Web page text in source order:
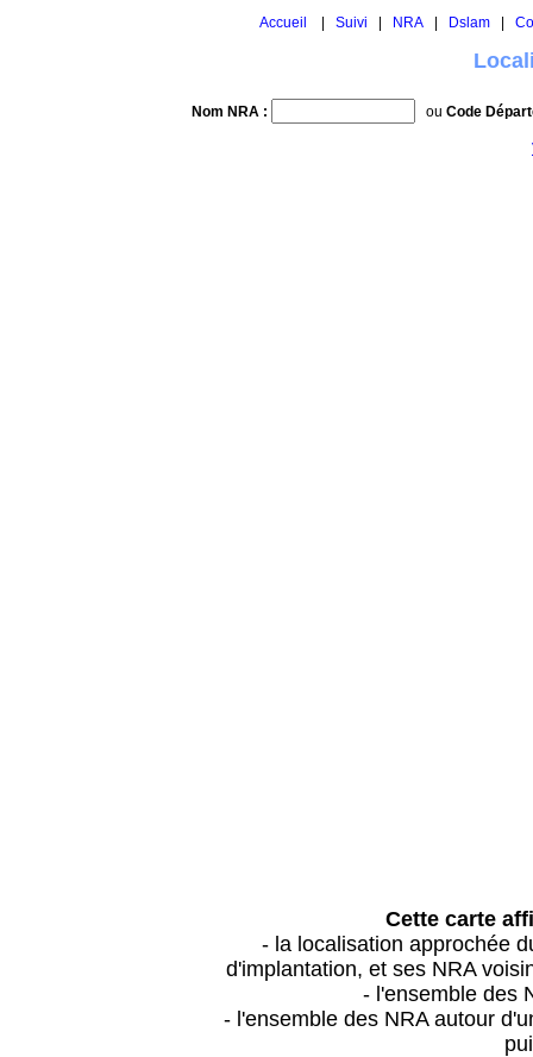
Accueil Suivi NRA Dslam
Nom NRA : ou Code
Cette carte
- la localisation approchée
d'implantation, et ses NRA
- l'ensemble des
- l'ensemble des NRA autour